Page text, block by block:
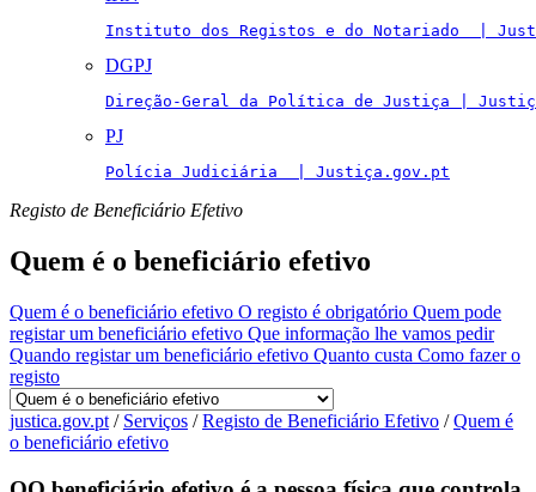
Instituto dos Registos e do Notariado  |
DGPJ
Direção-Geral da Política de Justiça |
PJ
Polícia Judiciária  | Justiça.gov.pt
Registo de Beneficiário Efetivo
Quem é o beneficiário efetivo
Quem é o beneficiário efetivo O registo é obrigatório Quem pode
registar um beneficiário efetivo Que informação lhe vamos pedir
Quando registar um beneficiário efetivo Quanto custa Como fazer o
registo
justica.gov.pt / Serviços /Registo de Beneficiário Efetivo /Quem é
o beneficiário efetivo